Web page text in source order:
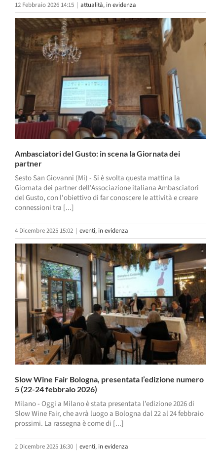
12 Febbraio 2026 14:15 | attualità, in evidenza
Ambasciatori del Gusto: in scena la Giornata dei
partner
Sesto San Giovanni (Mi) - Si è svolta questa mattina la
Giornata dei partner dell'Associazione italiana Ambasciatori
del Gusto, con l'obiettivo di far conoscere le attività e creare
connessioni tra [...]
4 Dicembre 2025 15:02 | eventi, in evidenza
Slow Wine Fair Bologna, presentata l’edizione numero
5 (22-24 febbraio 2026)
Milano - Oggi a Milano è stata presentata l’edizione 2026 di
Slow Wine Fair, che avrà luogo a Bologna dal 22 al 24 febbraio
prossimi. La rassegna è come di [...]
2 Dicembre 2025 16:30 | eventi, in evidenza